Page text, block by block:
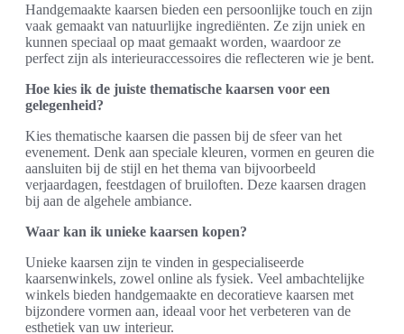
Handgemaakte kaarsen bieden een persoonlijke touch en zijn
vaak gemaakt van natuurlijke ingrediënten. Ze zijn uniek en
kunnen speciaal op maat gemaakt worden, waardoor ze
perfect zijn als interieuraccessoires die reflecteren wie je bent.
Hoe kies ik de juiste thematische kaarsen voor een
gelegenheid?
Kies thematische kaarsen die passen bij de sfeer van het
evenement. Denk aan speciale kleuren, vormen en geuren die
aansluiten bij de stijl en het thema van bijvoorbeeld
verjaardagen, feestdagen of bruiloften. Deze kaarsen dragen
bij aan de algehele ambiance.
Waar kan ik unieke kaarsen kopen?
Unieke kaarsen zijn te vinden in gespecialiseerde
kaarsenwinkels, zowel online als fysiek. Veel ambachtelijke
winkels bieden handgemaakte en decoratieve kaarsen met
bijzondere vormen aan, ideaal voor het verbeteren van de
esthetiek van uw interieur.